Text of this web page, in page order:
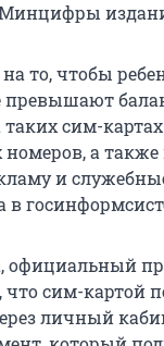
Минцифры
то, чтобы
таких сим-
а также
и
в
официальный
сим-картой
личный